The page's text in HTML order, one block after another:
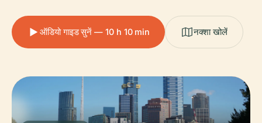
ऑडियो गाइड सुनें — 10 h 10 min नक्शा खोलें